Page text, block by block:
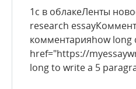
1с в облакеЛенты
research
комментарияhow long
href="https://
long to write a 5